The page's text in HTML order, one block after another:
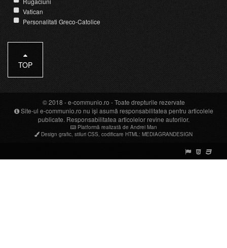
Vatican
Personalitati Greco-Catolice
TOP
© 2018 -e-communio.ro - Toate drepturile rezervate
Site-ul e-communio.ro nu își asumă responsabilitatea pentru articolele
publicate. Responsabilitatea articolelor revine autorilor.
Platformă realizată de Andrei Man
Design grafic stiluri CSS codificare HTML : MEDIAGRANDESIGN